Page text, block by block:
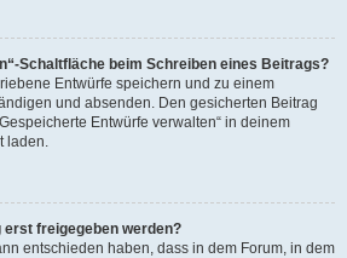
Schaltfläche beim Schreiben eines Beitrags?
Entwürfe speichern und zu einem
und absenden. Den gesicherten Beitrag
Entwürfe verwalten“ in deinem
laden.
freigegeben werden?
entschieden haben, dass in dem Forum, in dem